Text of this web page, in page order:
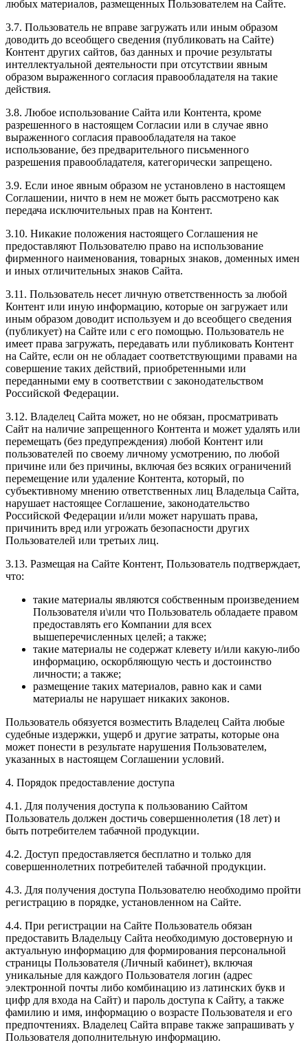
любых материалов, размещенных Пользователем на Сайте.
3.7. Пользователь не вправе загружать или иным образом
доводить до всеобщего сведения (публиковать на Сайте)
Контент других сайтов, баз данных и прочие результаты
интеллектуальной деятельности при отсутствии явным
образом выраженного согласия правообладателя на такие
действия.
3.8. Любое использование Сайта или Контента, кроме
разрешенного в настоящем Согласии или в случае явно
выраженного согласия правообладателя на такое
использование, без предварительного письменного
разрешения правообладателя, категорически запрещено.
3.9. Если иное явным образом не установлено в настоящем
Соглашении, ничто в нем не может быть рассмотрено как
передача исключительных прав на Контент.
3.10. Никакие положения настоящего Соглашения не
предоставляют Пользователю право на использование
фирменного наименования, товарных знаков, доменных имен
и иных отличительных знаков Сайта.
3.11. Пользователь несет личную ответственность за любой
Контент или иную информацию, которые он загружает или
иным образом доводит используем и до всеобщего сведения
(публикует) на Сайте или с его помощью. Пользователь не
имеет права загружать, передавать или публиковать Контент
на Сайте, если он не обладает соответствующими правами на
совершение таких действий, приобретенными или
переданными ему в соответствии с законодательством
Российской Федерации.
3.12. Владелец Сайта может, но не обязан, просматривать
Сайт на наличие запрещенного Контента и может удалять или
перемещать (без предупреждения) любой Контент или
пользователей по своему личному усмотрению, по любой
причине или без причины, включая без всяких ограничений
перемещение или удаление Контента, который, по
субъективному мнению ответственных лиц Владельца Сайта,
нарушает настоящее Соглашение, законодательство
Российской Федерации и/или может нарушать права,
причинить вред или угрожать безопасности других
Пользователей или третьих лиц.
3.13. Размещая на Сайте Контент, Пользователь подтверждает,
что:
такие материалы являются собственным произведением
Пользователя и\или что Пользователь обладаете правом
предоставлять его Компании для всех
вышеперечисленных целей; а также;
такие материалы не содержат клевету и/или какую-либо
информацию, оскорбляющую честь и достоинство
личности; а также;
размещение таких материалов, равно как и сами
материалы не нарушает никаких законов.
Пользователь обязуется возместить Владелец Сайта любые
судебные издержки, ущерб и другие затраты, которые она
может понести в результате нарушения Пользователем,
указанных в настоящем Соглашении условий.
4. Порядок предоставление доступа
4.1. Для получения доступа к пользованию Сайтом
Пользователь должен достичь совершеннолетия (18 лет) и
быть потребителем табачной продукции.
4.2. Доступ предоставляется бесплатно и только для
совершеннолетних потребителей табачной продукции.
4.3. Для получения доступа Пользователю необходимо пройти
регистрацию в порядке, установленном на Сайте.
4.4. При регистрации на Сайте Пользователь обязан
предоставить Владельцу Сайта необходимую достоверную и
актуальную информацию для формирования персональной
страницы Пользователя (Личный кабинет), включая
уникальные для каждого Пользователя логин (адрес
электронной почты либо комбинацию из латинских букв и
цифр для входа на Сайт) и пароль доступа к Сайту, а также
фамилию и имя, информацию о возрасте Пользователя и его
предпочтениях. Владелец Сайта вправе также запрашивать у
Пользователя дополнительную информацию.